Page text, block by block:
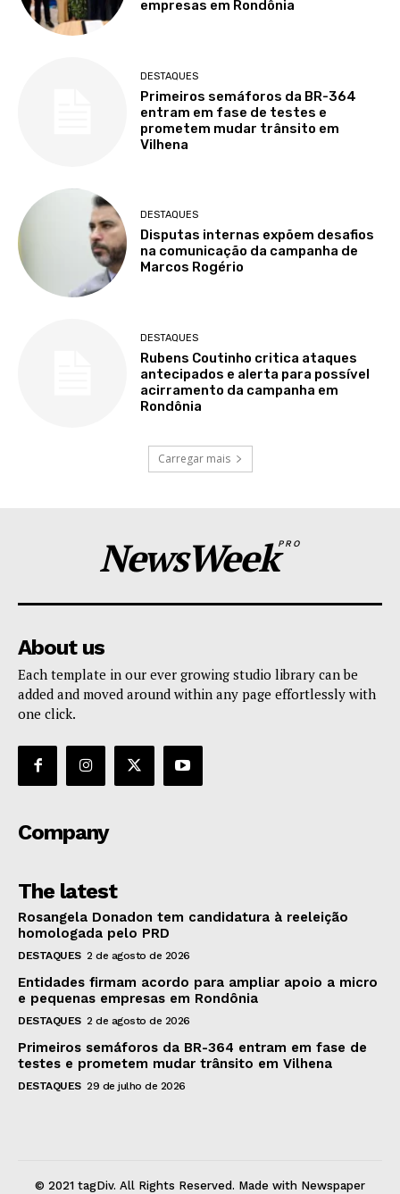
empresas em Rondônia
DESTAQUES
Primeiros semáforos da BR-364
entram em fase de testes e
prometem mudar trânsito em
Vilhena
DESTAQUES
Disputas internas expõem desafios
na comunicação da campanha de
Marcos Rogério
DESTAQUES
Rubens Coutinho critica ataques
antecipados e alerta para possível
acirramento da campanha em
Rondônia
Carregar mais
NewsWeekPRO
About us
Each template in our ever growing studio library can be
added and moved around within any page effortlessly with
one click.
Company
The latest
Rosangela Donadon tem candidatura à reeleição
homologada pelo PRD
DESTAQUES 2 de agosto de 2026
Entidades firmam acordo para ampliar apoio a micro
e pequenas empresas em Rondônia
DESTAQUES 2 de agosto de 2026
Primeiros semáforos da BR-364 entram em fase de
testes e prometem mudar trânsito em Vilhena
DESTAQUES 29 de julho de 2026
© 2021 tagDiv. All Rights Reserved. Made with Newspaper